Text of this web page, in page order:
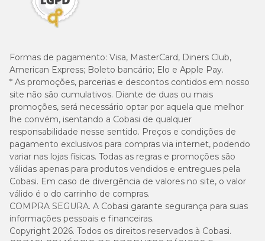
Formas de pagamento: Visa, MasterCard, Diners Club,
American Express; Boleto bancário; Elo e Apple Pay.
* As promoções, parcerias e descontos contidos em nosso
site não são cumulativos. Diante de duas ou mais
promoções, será necessário optar por aquela que melhor
lhe convém, isentando a Cobasi de qualquer
responsabilidade nesse sentido. Preços e condições de
pagamento exclusivos para compras via internet, podendo
variar nas lojas físicas. Todas as regras e promoções são
válidas apenas para produtos vendidos e entregues pela
Cobasi. Em caso de divergência de valores no site, o valor
válido é o do carrinho de compras.
COMPRA SEGURA. A Cobasi garante segurança para suas
informações pessoais e financeiras.
Copyright 2026. Todos os direitos reservados à Cobasi.